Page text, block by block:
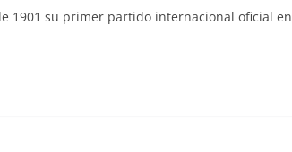
1901 su primer partido internacional oficial en